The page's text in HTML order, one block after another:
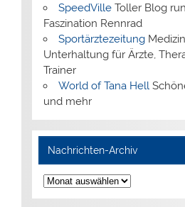
SpeedVilleToller Blog
Faszination Rennrad
Sportärztezeitung
Unterhaltung für Ärzte,
Trainer
World of Tana Hell
und mehr
Nachrichten-Archiv
Nachrichten-
Archiv